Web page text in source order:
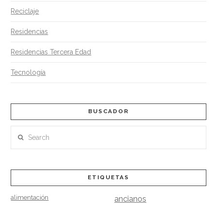
Reciclaje
Residencias
Residencias Tercera Edad
Tecnología
BUSCADOR
ETIQUETAS
alimentación ancianos